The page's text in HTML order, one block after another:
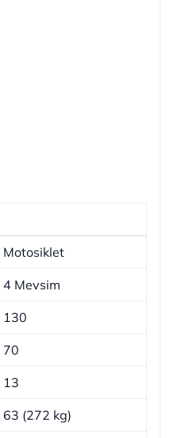
Motosiklet
4 Mevsim
130
70
13
63 (272 kg)